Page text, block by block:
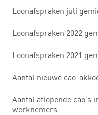
Loonafspraken juli
Loonafspraken 2022
Loonafspraken 2021
Aantal nieuwe cao-
Aantal aflopende cao’s
werknemers